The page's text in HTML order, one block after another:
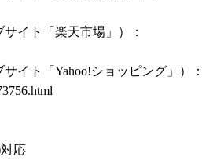
イト「楽天市場」）：
イト「Yahoo!ショッピング」）：
応